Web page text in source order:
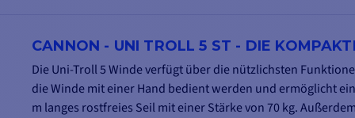
CANNON - UNI TROLL 5 ST - DIE
Die Uni-Troll 5 Winde verfügt über die nützlichsten
die Winde mit einer Hand bedient werden und ermöglicht
m langes rostfreies Seil mit einer Stärke von 70 kg.